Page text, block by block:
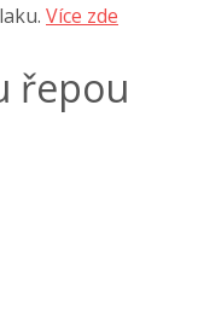
Více zde
řepou